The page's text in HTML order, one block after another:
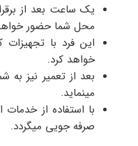
یک ساعت بعد از
محل شما حضور
این فرد با
خواهد کرد.
بعد از تعمیر نیز به
مینماید.
صرفه جویی میگردد.